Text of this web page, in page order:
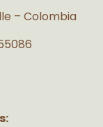
– Colombia